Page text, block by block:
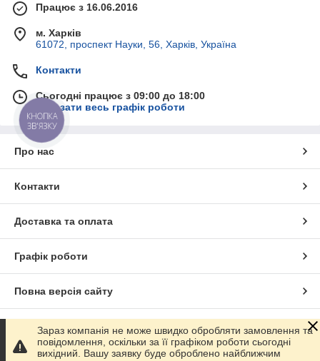
Працює з 16.06.2016
м. Харків
61072, проспект Науки, 56, Харків, Україна
Контакти
Сьогодні працює з 09:00 до 18:00
Показати весь графік роботи
Про нас
Контакти
Доставка та оплата
Графік роботи
Повна версія сайту
Сайт створено на маркетплейсі Prom.ua
Зараз компанія не може швидко обробляти замовлення та
повідомлення, оскільки за її графіком роботи сьогодні
вихідний. Вашу заявку буде оброблено найближчим
КНОПКА
ЗВ'ЯЗКУ